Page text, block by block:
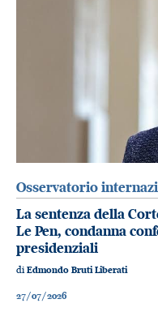
Osservatorio
La sentenza della
Le Pen, condanna
presidenziali
diEdmondo Bruti Liberati
27/07/2026